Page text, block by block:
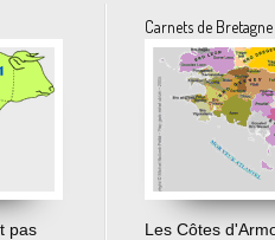
pas
Carnets de Bretagne
Les Côtes